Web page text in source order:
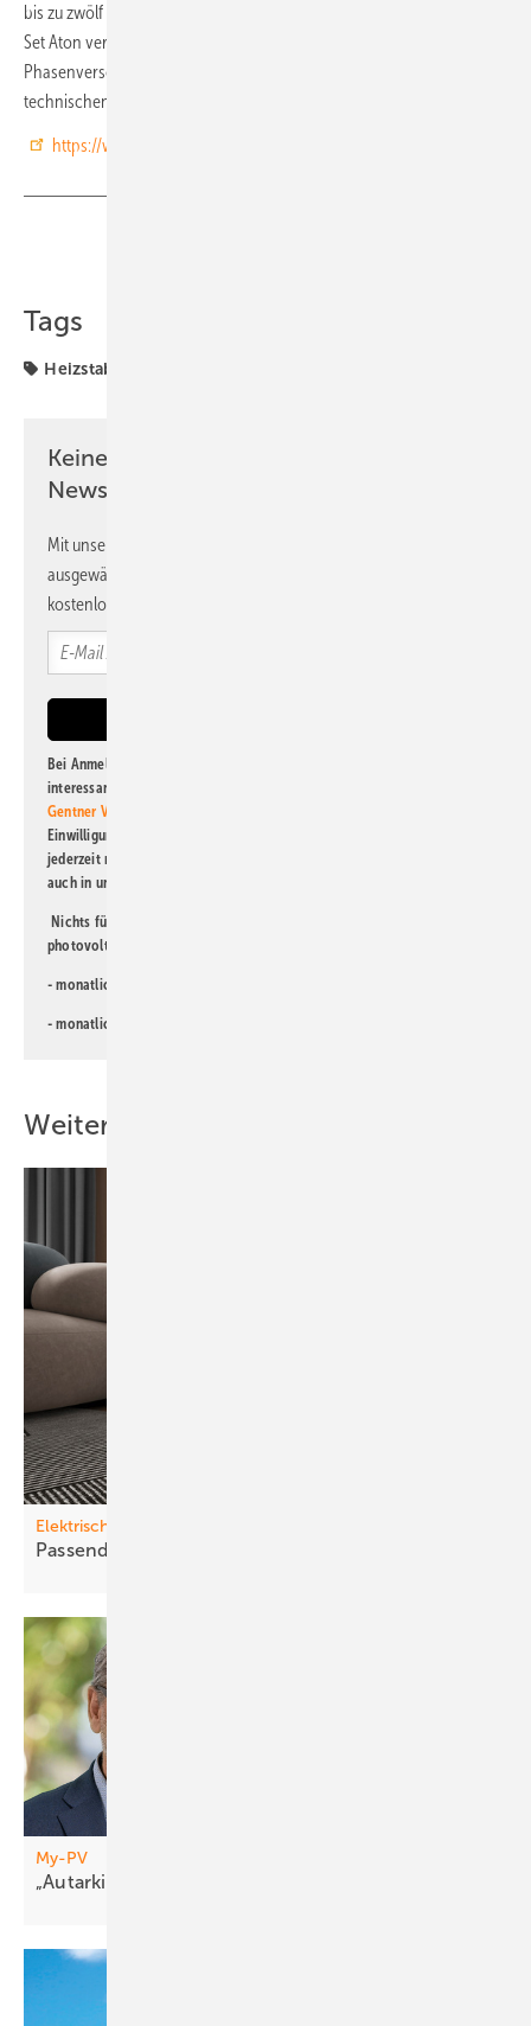
bis zu zwölf Heizstäbe erweitert werden. Der intelligente Heizstab im
Set Aton verfügt eine sinusförmige Stromaufnahme. So werden
Phasenverschiebungen und Netzrückkopplungen verhindert und die
technischen Anschlussbedingungen der Netzbetreiber erfüllt. (nhp)
https://www.ta.co.at
Tags
Heizstab
Keine Zeit? Kein Problem mit dem PV
Newsletter!
Mit unserem Newsletter erhalten Sie regelmäßig von uns
ausgewählte Informationen und Neuigkeiten, gebündelt und
kostenlos direkt ins Postfach.
Bei Anmeldung zu diesem Newsletter bin ich damit einverstanden, über
interessante Verlags- und Online-Angebote
Gentner Verlag GmbH & Co. KG
Einwilligung kann ich jederzeit widerrufen und eine Abmeldung ist
jederzeit möglich. Informationen zum Umgang mit Daten finden Sie
auch in unserer
Nichts für Sie dabei? Dann lesen Sie doch einen unserer weiteren
photovoltaik-Newsletter!
- monatlicher
- monatlicher
Weitere Inhalte
Elektrische Direktheizungen
Passende H eizung für jede
My-PV
„Autarkie fä ngt erst